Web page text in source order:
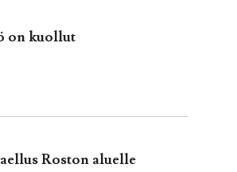
on kuollut
Roston aluelle